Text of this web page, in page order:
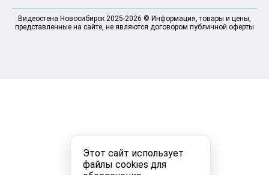
Этот сайт использует
файлы cookies для
Видеостена Новосибирск 2025-2026 © Информация, товары и цены,
представленные на сайте, не являются договором публичной оферты